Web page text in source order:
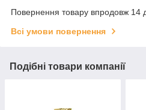
Повернення товару впродовж 14
Всі умови повернення
Подібні товари компанії